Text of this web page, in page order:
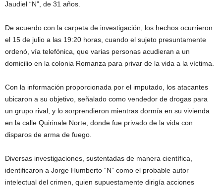
Jaudiel “N”, de 31 años.
De acuerdo con la carpeta de investigación, los hechos ocurrieron
el 15 de julio a las 19:20 horas, cuando el sujeto presuntamente
ordenó, vía telefónica, que varias personas acudieran a un
domicilio en la colonia Romanza para privar de la vida a la víctima.
Con la información proporcionada por el imputado, los atacantes
ubicaron a su objetivo, señalado como vendedor de drogas para
un grupo rival, y lo sorprendieron mientras dormía en su vivienda
en la calle Quirinale Norte, donde fue privado de la vida con
disparos de arma de fuego.
Diversas investigaciones, sustentadas de manera científica,
identificaron a Jorge Humberto “N” como el probable autor
intelectual del crimen, quien supuestamente dirigía acciones